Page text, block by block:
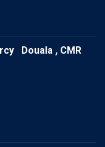
Douala , CMR